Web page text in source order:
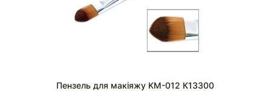
Пензель для макіяжу KM-012 К13300